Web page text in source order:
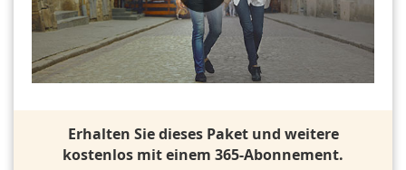
Erhalten Sie dieses Paket und weitere
kostenlos mit einem 365-Abonnement.